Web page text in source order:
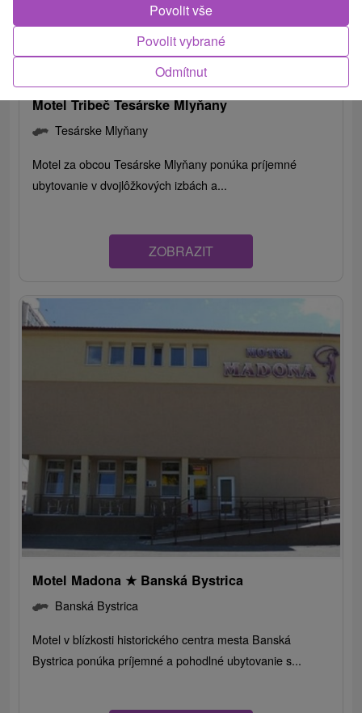
Motel Tribeč Tesárske Mlyňany
Tesárske Mlyňany
Motel za obcou Tesárske Mlyňany ponúka príjemné
ubytovanie v dvojlôžkových izbách a...
ZOBRAZIT
Motel Madona ★ Banská Bystrica
Banská Bystrica
Motel v blízkosti historického centra mesta Banská
Bystrica ponúka príjemné a pohodlné ubytovanie s...
Odmítnut
Povolit vybrané
Povolit vše